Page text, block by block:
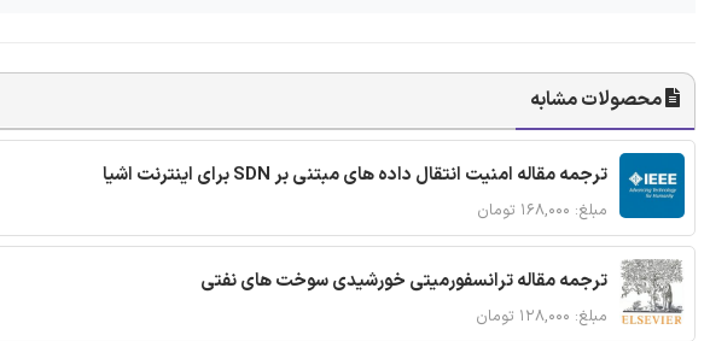
محصولات مشابه
ترجمه مقاله امنیت انتقال داده های مبتنی بر SDN برای اینترنت اشیا
مبلغ: ۱۶۸,۰۰۰ تومان
ترجمه مقاله ترانسفورمیتی خورشیدی سوخت های نفتی
مبلغ: ۱۲۸,۰۰۰ تومان